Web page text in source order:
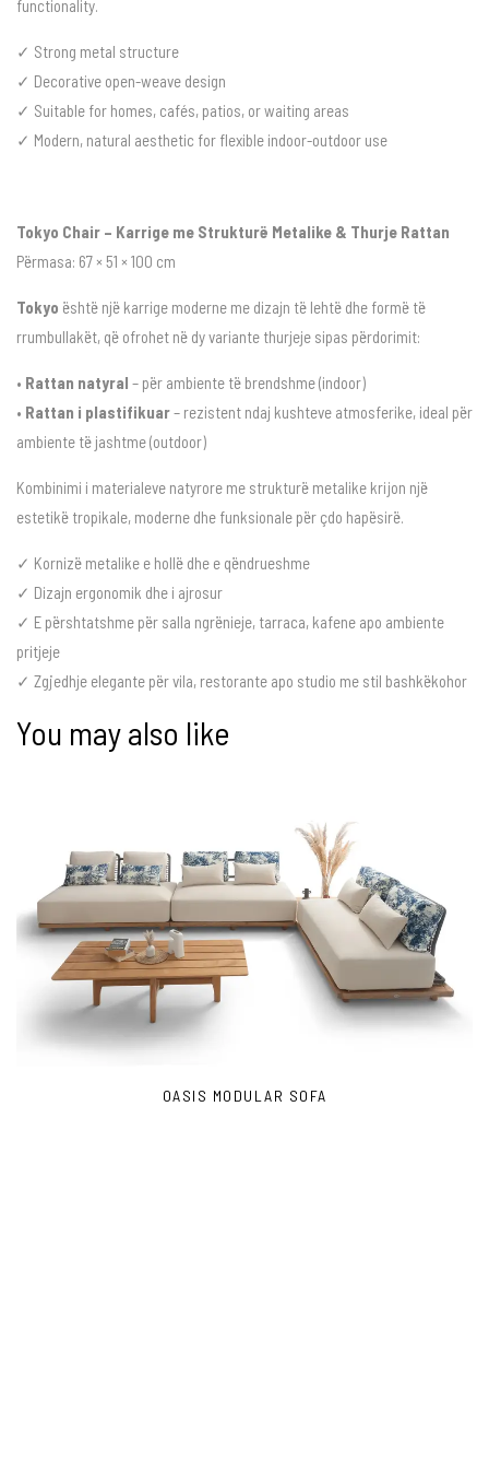
functionality.
✓ Strong metal structure
✓ Decorative open-weave design
✓ Suitable for homes, cafés, patios, or waiting areas
✓ Modern, natural aesthetic for flexible indoor-outdoor use
Tokyo Chair – Karrige me Strukturë Metalike & Thurje Rattan
Përmasa: 67 × 51 × 100 cm
Tokyo është një karrige moderne me dizajn të lehtë dhe formë të
rrumbullakët, që ofrohet në dy variante thurjeje sipas përdorimit:
• Rattan natyral – për ambiente të brendshme (indoor)
• Rattan i plastifikuar– rezistent ndaj kushteve atmosferike, ideal për
ambiente të jashtme (outdoor)
Kombinimi i materialeve natyrore me strukturë metalike krijon një
estetikë tropikale, moderne dhe funksionale për çdo hapësirë.
✓ Kornizë metalike e hollë dhe e qëndrueshme
✓ Dizajn ergonomik dhe i ajrosur
✓ E përshtatshme për salla ngrënieje, tarraca, kafene apo ambiente
pritjeje
✓ Zgjedhje elegante për vila, restorante apo studio me stil bashkëkohor
You may also like
OASIS MODULAR SOFA